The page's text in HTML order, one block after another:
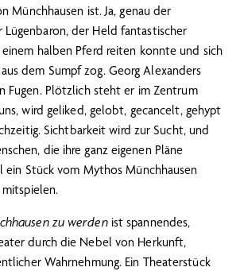
Münchhausen ist. Ja, genau der
Lügenbaron, der Held fantastischer
halben Pferd reiten konnte und sich
dem Sumpf zog. Georg Alexanders
Fugen. Plötzlich steht er im Zentrum
wird geliked, gelobt, gecancelt, gehypt
Sichtbarkeit wird zur Sucht, und
die ihre ganz eigenen Pläne
ein Stück vom Mythos Münchhausen
zu werdenist spannendes,
durch die Nebel von Herkunft,
Wahrnehmung. Ein Theaterstück